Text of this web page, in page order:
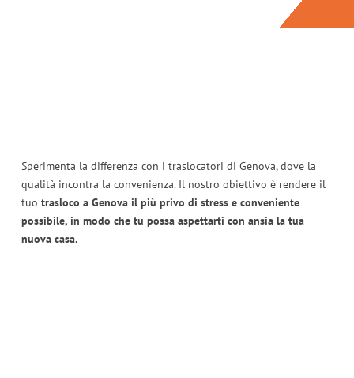
Sperimenta la differenza con i traslocatori di Genova, dove la
qualità incontra la convenienza. Il nostro obiettivo è rendere il
tuo trasloco a Genova il più privo di stress e conveniente
possibile, in modo che tu possa aspettarti con ansia la tua
nuova casa.